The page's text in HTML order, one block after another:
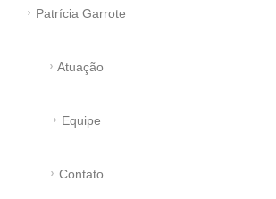
Patrícia Garrote
Atuação
Equipe
Contato